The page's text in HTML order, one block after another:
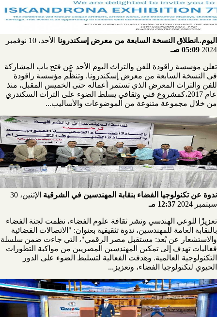
اليوم..انطلاق النسخة السابعة من معرض إسكندرونا
الأحد، 10 نوفمبر
2024 05:09 صـ
تعلن مؤسسة راقودة للفن والتراث اليوم الأحد عن فتح باب المشاركة
في النسخة السابعة من معرض إسكندرونا. وتنظّم مؤسسة راقودة
للفن والتراث المعرض الذي تستمر أعماله حتى الخميس المقبل، منذ
عام 2017،كمشروع فني وثقافي يسلط الضوء على التراث السكندري
من خلال مجموعة متنوعة من الموضوعات والأساليب...
ندوة عن تكنولوجيا الفضاء بنقابة المهندسين في الشرقية
الإثنين، 30
سبتمبر 2024
12:37 مـ
تعزيزًا للوعي الهندسي ونشر ثقافة علوم الفضاء، نظمت لجنة الفضاء
بالنقابة العامة للمهندسين، ندوة تثقيفية بعنوان: "الاتصالات الفضائية
والاستشعار عن بُعد: مستقبل مصر الرقمي"، التي جاءت ضمن سلسلة
فعاليات تهدف إلى تمكين المهندسين المصريين من مواكبة التطورات
التكنولوجية العالمية. وهدفت الفعالية لتسليط الضوء على الدور
الحيوي لتكنولوجيا الفضاء، وتعزيز...